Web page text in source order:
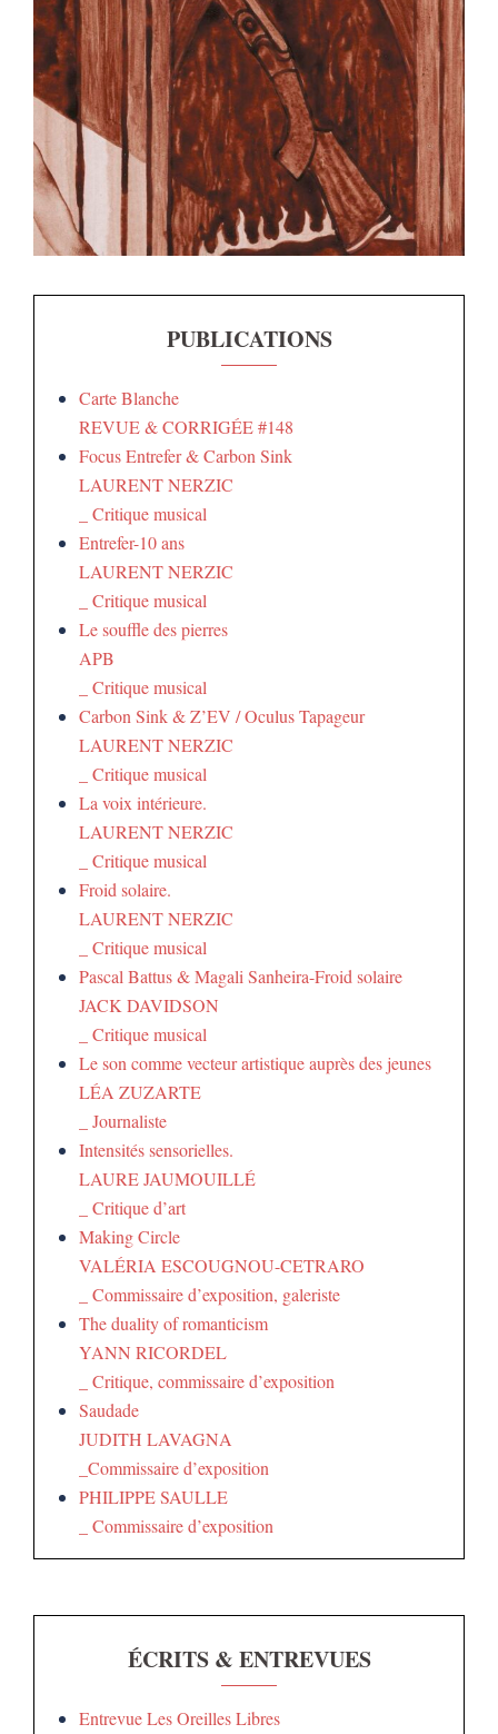
PUBLICATIONS
Carte Blanche
REVUE & CORRIGÉE #148
Focus Entrefer & Carbon Sink
LAURENT NERZIC
_ Critique musical
Entrefer-10 ans
LAURENT NERZIC
_ Critique musical
Le souffle des pierres
APB
_ Critique musical
Carbon Sink & Z’EV / Oculus Tapageur
LAURENT NERZIC
_ Critique musical
La voix intérieure.
LAURENT NERZIC
_ Critique musical
Froid solaire.
LAURENT NERZIC
_ Critique musical
Pascal Battus & Magali Sanheira-Froid solaire
JACK DAVIDSON
_ Critique musical
Le son comme vecteur artistique auprès des jeunes
LÉA ZUZARTE
_ Journaliste
Intensités sensorielles.
LAURE JAUMOUILLÉ
_ Critique d’art
Making Circle
VALÉRIA ESCOUGNOU-CETRARO
_ Commissaire d’exposition, galeriste
The duality of romanticism
YANN RICORDEL
_ Critique, commissaire d’exposition
Saudade
JUDITH LAVAGNA
_Commissaire d’exposition
PHILIPPE SAULLE
_ Commissaire d’exposition
ÉCRITS & ENTREVUES
Entrevue Les Oreilles Libres